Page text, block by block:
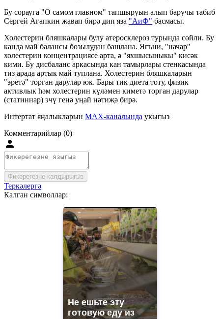
Бу сорауга "О самом главном" тапшыруын алып баручы табиб
Сергей Агапкин җавап бирә дип яза "АиФ" басмасы.
Холестерин бляшкалары булу атеросклероз турында сөйли. Бу
канда май балансы бозылудан башлана. Ягъни, "начар"
холестерин концентрациясе арта, ә "яхшысыныкы" кисәк
кими. Бу дисбаланс аркасында кан тамырлары стенкасында
тиз арада артык май туплана. Холестерин бляшкаларын
"эретә" торган дарулар юк. Бары тик диета тоту, физик
активлык һәм холестерин күләмен киметә торган дарулар
(статиннар) эчү генә уңай нәтиҗә бирә.
Интертат яңалыкларын MAX-каналында укыгыз
Комментарийлар (0)
Фикерегезне калдырыгыз
Теркәлергә
Калган символлар:
Не ешьте эту
готовую еду из